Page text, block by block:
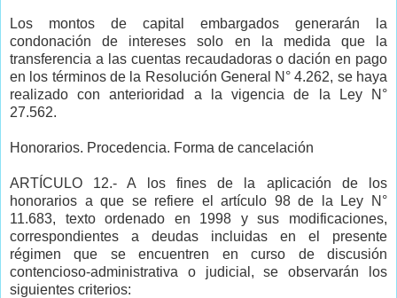
Los montos de capital embargados generarán la
condonación de intereses solo en la medida que la
transferencia a las cuentas recaudadoras o dación en pago
en los términos de la Resolución General N° 4.262, se haya
realizado con anterioridad a la vigencia de la Ley N°
27.562.
Honorarios. Procedencia. Forma de cancelación
ARTÍCULO 12.- A los fines de la aplicación de los
honorarios a que se refiere el artículo 98 de la Ley N°
11.683, texto ordenado en 1998 y sus modificaciones,
correspondientes a deudas incluidas en el presente
régimen que se encuentren en curso de discusión
contencioso-administrativa o judicial, se observarán los
siguientes criterios: